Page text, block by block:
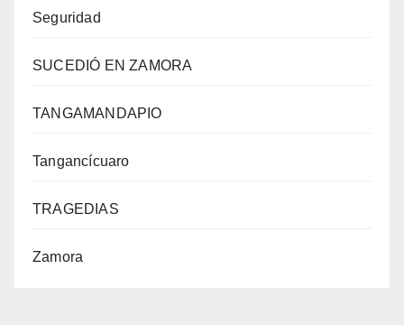
Seguridad
SUCEDIÓ EN ZAMORA
TANGAMANDAPIO
Tangancícuaro
TRAGEDIAS
Zamora